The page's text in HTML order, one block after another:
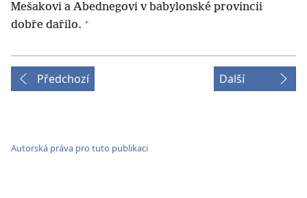
Mešakovi a Abednegovi v babylonské provincii
dobře dařilo. +
Předchozí Další
Autorská práva pro tuto publikaci